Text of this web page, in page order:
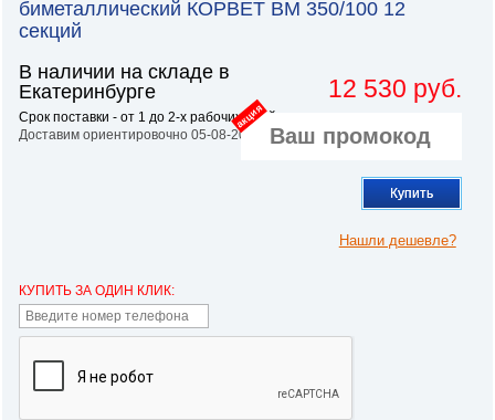
биметаллический КОРВЕТ BM 350/100 12
секций
В наличии на складе в
Екатеринбурге
Срок поставки - от 1 до 2-х рабочих дней.
Доставим ориентировочно 05-08-2026
12 530 руб.
акция
Купить
Нашли дешевле?
КУПИТЬ ЗА ОДИН КЛИК: